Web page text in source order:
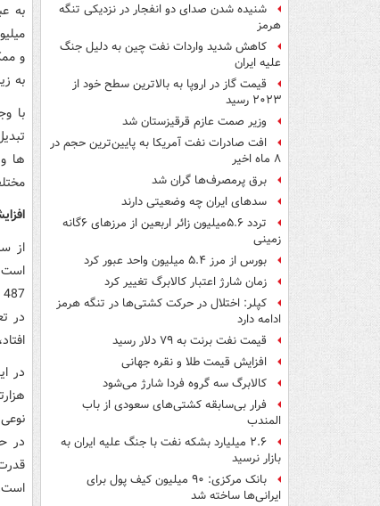
شنیده شدن صدای دو انفجار در نزدیکی تنگه
هرمز
کاهش شدید واردات نفت چین به دلیل جنگ
علیه ایران
قیمت گاز در اروپا به بالاترین سطح خود از
۲۰۲۳ رسید
وزیر صمت عازم قرقیزستان شد
افت صادرات نفت آمریکا به پایین‌ترین حجم در
۸ ماه اخیر
برق پرمصرف‌ها گران شد
سدهای ایران چه وضعیتی دارند
تردد ۵.۶میلیون زائر اربعین از مرزهای ۶گانه
زمینی
بورس از مرز ۵.۴ میلیون واحد عبور کرد
زمان شارژ اعتبار کالابرگ تغییر کرد
کپلر: اختلال در حرکت کشتی‌ها در تنگه هرمز
ادامه دارد
قیمت نفت برنت به ۷۹ دلار رسید
افزایش قیمت طلا و نقره جهانی
کالابرگ سه گروه فردا شارژ می‌شود
فرار بی‌سابقه کشتی‌های سعودی از باب
المندب
۲.۶ میلیارد بشکه نفت با جنگ علیه ایران به
بازار نرسید
بانک مرکزی: ۹۰ میلیون کیف پول برای
ایرانی‌ها ساخته شد
و
به
ها
افزایش 8 برابری
در
در